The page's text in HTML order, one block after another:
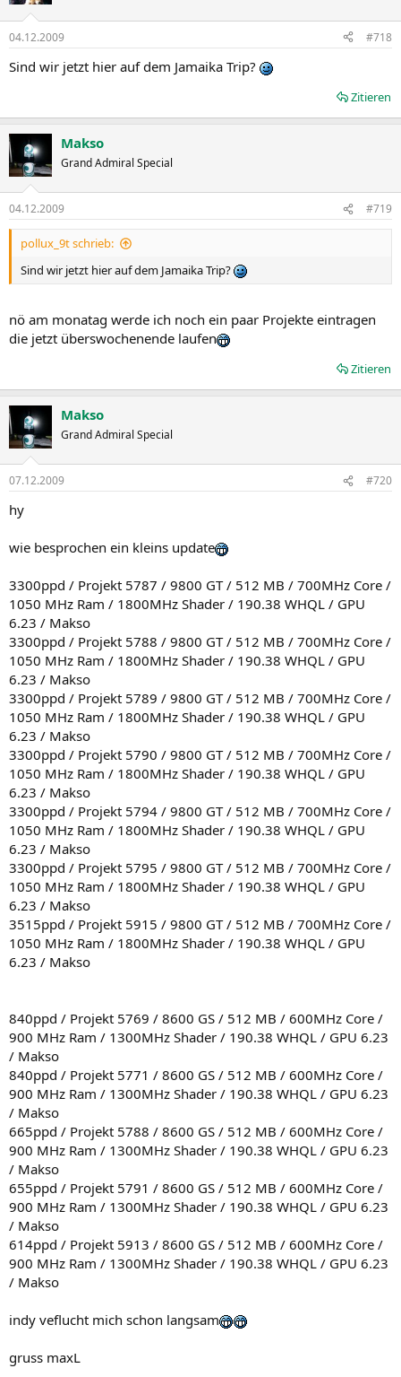
04.12.2009 #718
Sind wir jetzt hier auf dem Jamaika Trip?
Zitieren
Makso
Grand Admiral Special
04.12.2009 #719
pollux_9t schrieb:
Sind wir jetzt hier auf dem Jamaika Trip?
nö am monatag werde ich noch ein paar Projekte eintragen
die jetzt überswochenende laufen
Zitieren
Makso
Grand Admiral Special
07.12.2009 #720
hy
wie besprochen ein kleins update
3300ppd / Projekt 5787 / 9800 GT / 512 MB / 700MHz Core /
1050 MHz Ram / 1800MHz Shader / 190.38 WHQL / GPU
6.23 / Makso
3300ppd / Projekt 5788 / 9800 GT / 512 MB / 700MHz Core /
1050 MHz Ram / 1800MHz Shader / 190.38 WHQL / GPU
6.23 / Makso
3300ppd / Projekt 5789 / 9800 GT / 512 MB / 700MHz Core /
1050 MHz Ram / 1800MHz Shader / 190.38 WHQL / GPU
6.23 / Makso
3300ppd / Projekt 5790 / 9800 GT / 512 MB / 700MHz Core /
1050 MHz Ram / 1800MHz Shader / 190.38 WHQL / GPU
6.23 / Makso
3300ppd / Projekt 5794 / 9800 GT / 512 MB / 700MHz Core /
1050 MHz Ram / 1800MHz Shader / 190.38 WHQL / GPU
6.23 / Makso
3300ppd / Projekt 5795 / 9800 GT / 512 MB / 700MHz Core /
1050 MHz Ram / 1800MHz Shader / 190.38 WHQL / GPU
6.23 / Makso
3515ppd / Projekt 5915 / 9800 GT / 512 MB / 700MHz Core /
1050 MHz Ram / 1800MHz Shader / 190.38 WHQL / GPU
6.23 / Makso
840ppd / Projekt 5769 / 8600 GS / 512 MB / 600MHz Core /
900 MHz Ram / 1300MHz Shader / 190.38 WHQL / GPU 6.23
/ Makso
840ppd / Projekt 5771 / 8600 GS / 512 MB / 600MHz Core /
900 MHz Ram / 1300MHz Shader / 190.38 WHQL / GPU 6.23
/ Makso
665ppd / Projekt 5788 / 8600 GS / 512 MB / 600MHz Core /
900 MHz Ram / 1300MHz Shader / 190.38 WHQL / GPU 6.23
/ Makso
655ppd / Projekt 5791 / 8600 GS / 512 MB / 600MHz Core /
900 MHz Ram / 1300MHz Shader / 190.38 WHQL / GPU 6.23
/ Makso
614ppd / Projekt 5913 / 8600 GS / 512 MB / 600MHz Core /
900 MHz Ram / 1300MHz Shader / 190.38 WHQL / GPU 6.23
/ Makso
indy veflucht mich schon langsam
gruss maxL